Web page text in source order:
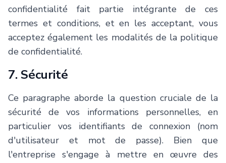
confidentialité fait partie intégrante de ces
termes et conditions, et en les acceptant, vous
acceptez également les modalités de la politique
de confidentialité.
7. Sécurité
Ce paragraphe aborde la question cruciale de la
sécurité de vos informations personnelles, en
particulier vos identifiants de connexion (nom
d'utilisateur et mot de passe). Bien que
l'entreprise s'engage à mettre en œuvre des